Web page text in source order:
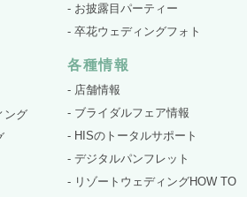
ング
- お披露目パーティー
- 卒花ウェディングフォト
各種情報
- 店舗情報
- ブライダルフェア情報
- HISのトータルサポート
- デジタルパンフレット
- リゾートウェディングHOW TO